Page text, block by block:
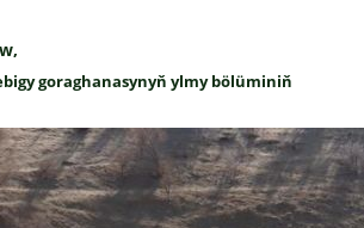
goraghanasynyň ylmy bölüminiň